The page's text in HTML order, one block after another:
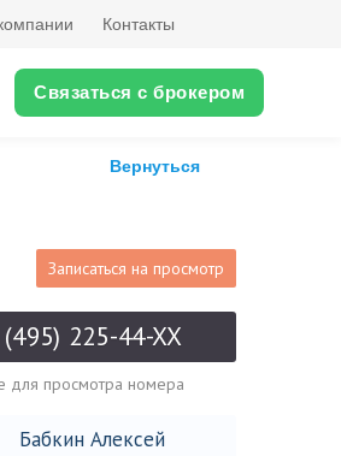
Контакты
Связаться с брокером
Вернуться
Записаться на просмотр
225-44-XX
для просмотра номера
Бабкин Алексей